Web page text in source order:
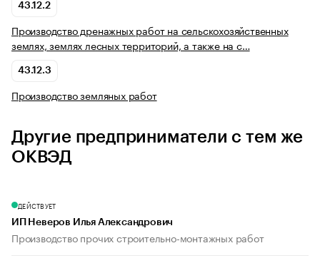
43.12.2
Производство дренажных работ на сельскохозяйственных
землях, землях лесных территорий, а также на с…
43.12.3
Производство земляных работ
Другие предприниматели с тем же
ОКВЭД
ДЕЙСТВУЕТ
ИП Неверов Илья Александрович
Производство прочих строительно-монтажных работ